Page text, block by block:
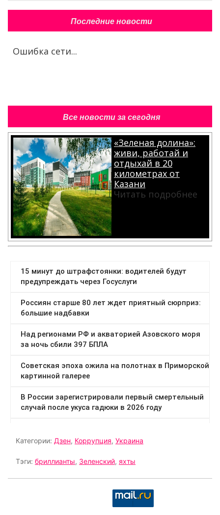
Последние новости
Ошибка сети...
Все новости за сегодня
«Зеленая долина»:
живи, работай и
отдыхай в 20
километрах от
Казани
Читать подробнее
Категории: Дзен, Коррупция, Украина
Тэги: бриллианты, Зеленский, яхты